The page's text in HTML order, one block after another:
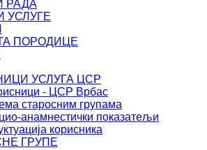
РАДА
УСЛУГЕ
ПОРОДИЦЕ
УСЛУГА ЦСР
- ЦСР Врбас
старосним групама
анамнестички показатељи
корисника
ГРУПЕ